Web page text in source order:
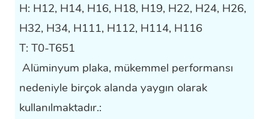
H: H12, H14, H16, H18, H19, H22, H24, H26,
H32, H34, H111, H112, H114, H116
T: T0-T651
Alüminyum plaka, mükemmel performansı
nedeniyle birçok alanda yaygın olarak
kullanılmaktadır.: